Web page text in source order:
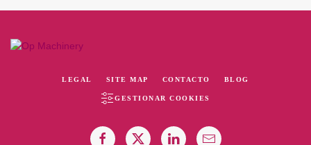
LEGAL SITE MAP CONTACTO BLOG
GESTIONAR COOKIES